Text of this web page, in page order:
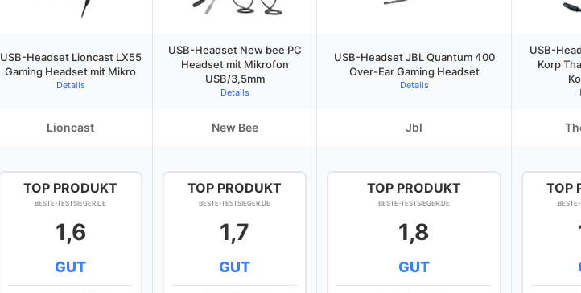
USB-Headset Lioncast LX55
Gaming Headset mit Mikro
Details
USB-Headset New bee PC
Headset mit Mikrofon
USB/3,5mm
Details
USB-Headset JBL Quantum 400
Over-Ear Gaming Headset
Details
USB-
Korp
Lioncast New Bee Jbl
TOP PRODUKT
BESTE-TESTSIEGER.DE
1,6
GUT
TOP PRODUKT
BESTE-TESTSIEGER.DE
1,7
GUT
TOP PRODUKT
BESTE-TESTSIEGER.DE
1,8
GUT
TOP